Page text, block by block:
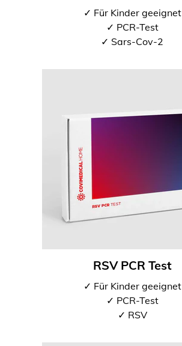
✓ Für Kinder geeignet
✓ PCR-Test
✓ Sars-Cov-2
RSV PCR Test
✓ Für Kinder geeignet
✓ PCR-Test
✓ RSV